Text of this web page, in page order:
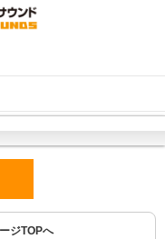
ジTOPへ